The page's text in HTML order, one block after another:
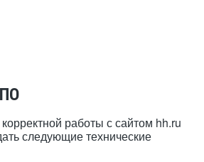
работы с сайтом hh.ru
следующие технические